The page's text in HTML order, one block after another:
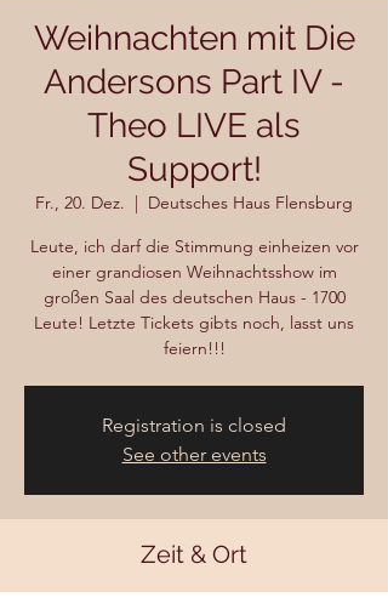
Weihnachten mit Die
Andersons Part IV -
Theo LIVE als
Support!
Fr., 20. Dez.
  |
Deutsches Haus Flensburg
Leute, ich darf die Stimmung einheizen vor
einer grandiosen Weihnachtsshow im
großen Saal des deutschen Haus - 1700
Leute! Letzte Tickets gibts noch, lasst uns
feiern!!!
Registration is closed
See other events
Zeit & Ort